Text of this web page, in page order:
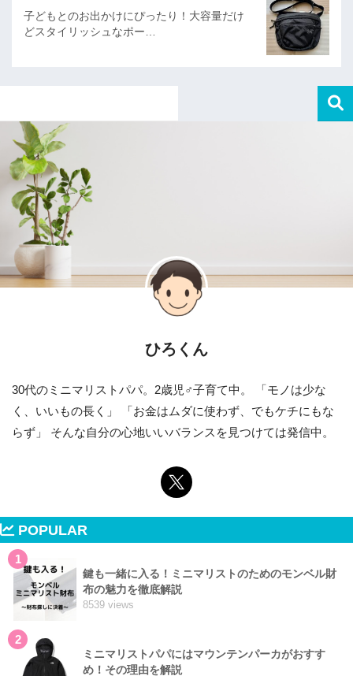
子どもとのお出かけにぴったり！大容量だけ
どスタイリッシュなポー…
ひろくん
30代のミニマリストパパ。2歳児♂子育て中。 「モノは少な
く、いいもの長く」 「お金はムダに使わず、でもケチにもな
らず」 そんな自分の心地いいバランスを見つけては発信中。
POPULAR
1
鍵も一緒に入る！ミニマリストのためのモンベル財
布の魅力を徹底解説
8539 views
2
ミニマリストパパにはマウンテンパーカがおすす
め！その理由を解説